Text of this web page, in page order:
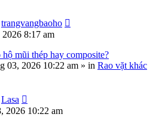
trangvangbaoho
8:17 am
mũi thép hay composite?
03, 2026 10:22 am » in Rao vặt khác
Lasa
2026 10:22 am